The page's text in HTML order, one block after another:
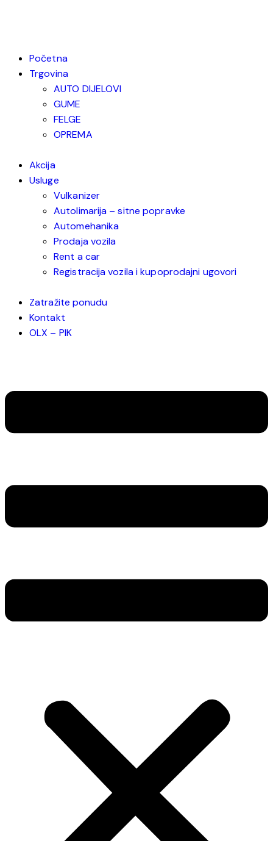
Početna
Trgovina
AUTO DIJELOVI
GUME
FELGE
OPREMA
Akcija
Usluge
Vulkanizer
Autolimarija – sitne popravke
Automehanika
Prodaja vozila
Rent a car
Registracija vozila i kupoprodajni ugovori
Zatražite ponudu
Kontakt
OLX – PIK